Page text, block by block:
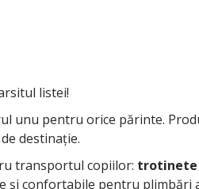
unu pentru orice părinte.
destinație.
transportul copiilor: trotinete
și confortabile pentru plimbări
listei!